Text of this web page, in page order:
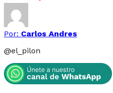
Por: Carlos Andres
@el_pilon